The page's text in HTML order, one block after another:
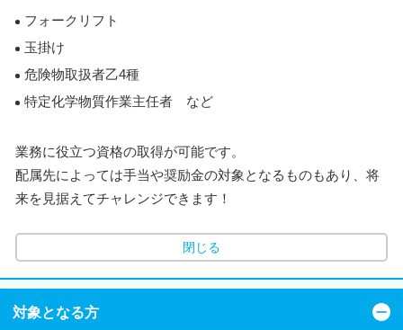
フォークリフト
玉掛け
危険物取扱者乙4種
特定化学物質作業主任者 など
業務に役立つ資格の取得が可能です。
配属先によっては手当や奨励金の対象となるものもあり、将
来を見据えてチャレンジできます！
閉じる
対象となる方